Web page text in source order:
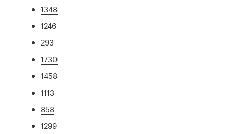
1348
1246
293
1730
1458
1113
858
1299